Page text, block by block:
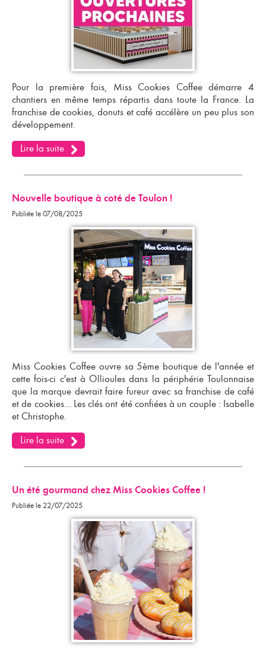
Pour la première fois, Miss Cookies Coffee démarre 4
chantiers en même temps répartis dans toute la France. La
franchise de cookies, donuts et café accélère un peu plus son
développement.
Lire la suite
Nouvelle boutique à coté de Toulon !
Publiée le 07/08/2025
Miss Cookies Coffee ouvre sa 5ème boutique de l'année et
cette fois-ci c'est à Ollioules dans la périphérie Toulonnaise
que la marque devrait faire fureur avec sa franchise de café
et de cookies... Les clés ont été confiées à un couple : Isabelle
et Christophe.
Lire la suite
Un été gourmand chez Miss Cookies Coffee !
Publiée le 22/07/2025